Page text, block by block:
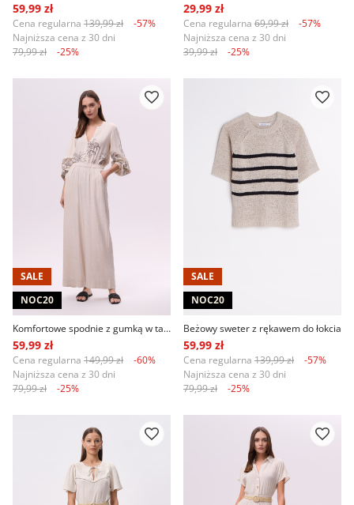
59,99 zł
Cena regularna 139,99 zł
-57%
Najniższa cena z 30 dni
79,99 zł
-25%
29,99 zł
Cena regularna 69,99 zł
-57%
Najniższa cena z 30 dni
39,99 zł
-25%
SALE
NOC20
Komfortowe spodnie z gumką w talii jasny beż
59,99 zł
Cena regularna 149,99 zł
-60%
Najniższa cena z 30 dni
79,99 zł
-25%
SALE
NOC20
Beżowy sweter z rękawem do łokcia
59,99 zł
Cena regularna 139,99 zł
-57%
Najniższa cena z 30 dni
79,99 zł
-25%